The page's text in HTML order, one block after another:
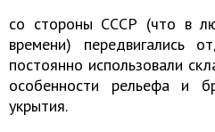
со стороны СССР (что в
времени) передвигались
постоянно использовали
особенности рельефа и
укрытия.